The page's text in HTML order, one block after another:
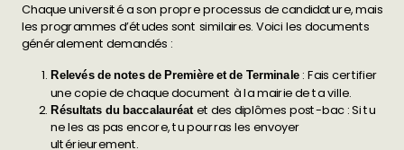
Chaque université a son propre processus de candidature, mais
les programmes d’études sont similaires. Voici les documents
généralement demandés :
Relevés de notes de Première et de Terminale : Fais certifier
une copie de chaque document à la mairie de ta ville.
Résultats du baccalauréatet des diplômes post-bac : Si tu
ne les as pas encore, tu pourras les envoyer
ultérieurement.